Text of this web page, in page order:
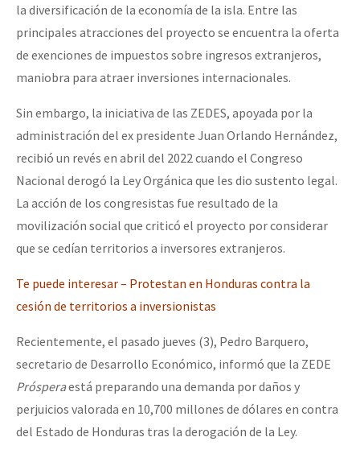
la diversificación de la economía de la isla. Entre las
principales atracciones del proyecto se encuentra la oferta
de exenciones de impuestos sobre ingresos extranjeros,
maniobra para atraer inversiones internacionales.
Sin embargo, la iniciativa de las ZEDES, apoyada por la
administración del ex presidente Juan Orlando Hernández,
recibió un revés en abril del 2022 cuando el Congreso
Nacional derogó la Ley Orgánica que les dio sustento legal.
La acción de los congresistas fue resultado de la
movilización social que criticó el proyecto por considerar
que se cedían territorios a inversores extranjeros.
Te puede interesar – Protestan en Honduras contra la
cesión de territorios a inversionistas
Recientemente, el pasado jueves (3), Pedro Barquero,
secretario de Desarrollo Económico, informó que la ZEDE
Prósperaestá preparando una demanda por daños y
perjuicios valorada en 10,700 millones de dólares en contra
del Estado de Honduras tras la derogación de la Ley.